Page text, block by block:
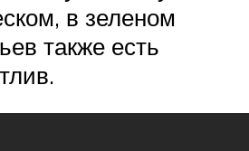
в зеленом
также есть